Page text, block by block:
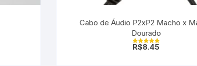
Cabo de Áudio P2xP2 Macho x
Dourado
Avaliação
R$8.45